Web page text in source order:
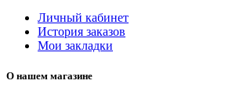
Личный кабинет
История заказов
Мои закладки
О нашем магазине